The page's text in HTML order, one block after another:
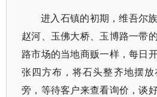
进入石镇的初期，维吾尔
赵河、玉佛大桥、玉博路一带
路市场的当地商贩一样，每日
张四方布，将石头整齐地摆
旁，等待客户来查看询价，谈